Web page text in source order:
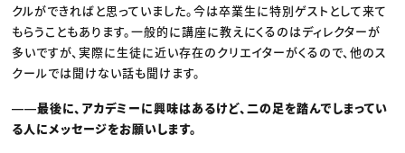
クルができればと思っていました。今は卒業生に特別ゲストとして来て
もらうこともあります。一般的に講座に教えにくるのはディレクターが
多いですが、実際に生徒に近い存在のクリエイターがくるので、他のス
クールでは聞けない話も聞けます。
――最後に、アカデミーに興味はあるけど、二の足を踏んでしまってい
る人にメッセージをお願いします。